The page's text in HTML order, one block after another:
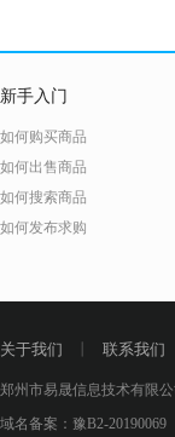
新手入门
如何购买商品
如何出售商品
如何搜索商品
如何发布求购
关于我们 联系我们
郑州市易晟信息技术有限
域名备案： 豫B2-20190069